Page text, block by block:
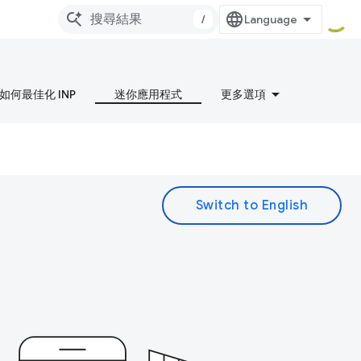
/
如何最佳化 INP 迷你應用程式 更多選項